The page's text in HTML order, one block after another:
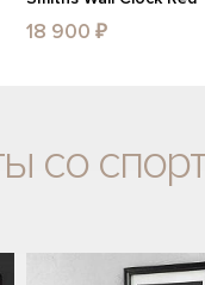
18 900 ₽
со